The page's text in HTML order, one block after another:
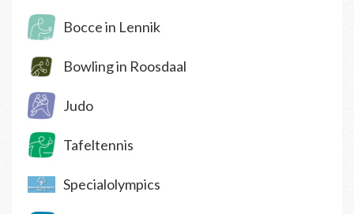
Bocce in Lennik
Bowling in Roosdaal
Judo
Tafeltennis
Specialolympics